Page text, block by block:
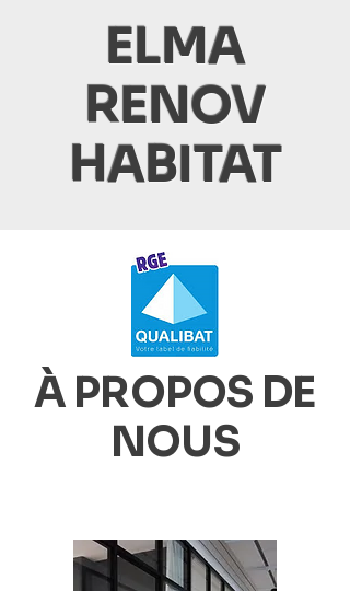
ELMA
RENOV
HABITAT
À PROPOS DE
NOUS